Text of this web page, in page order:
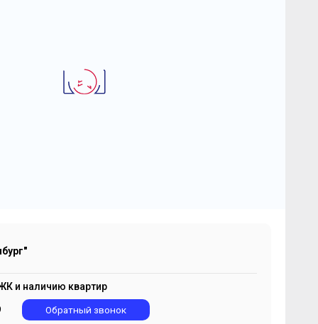
и наличию квартир
Обратный звонок